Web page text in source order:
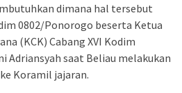
dimana hal tersebut
0802/Ponorogo beserta Ketua
(KCK) Cabang XVI Kodim
Adriansyah saat Beliau melakukan
Koramil jajaran.